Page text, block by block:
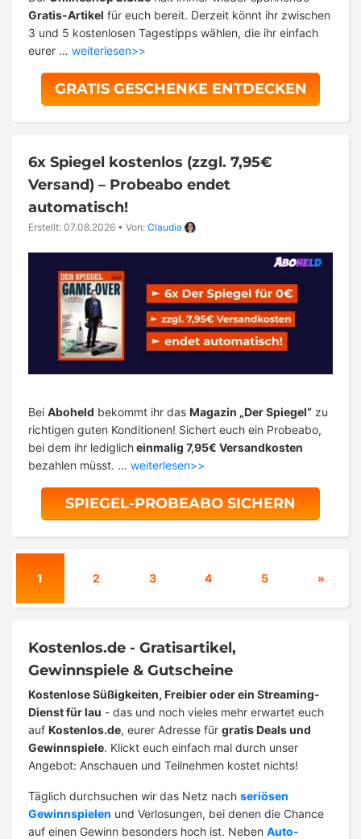
Gratis-Artikel für euch bereit. Derzeit könnt ihr zwischen
3 und 5 kostenlosen Tagestipps wählen, die ihr einfach
eurer … weiterlesen>>
GRATIS GESCHENKE ENTDECKEN
6x Spiegel kostenlos (zzgl. 7,95€
Versand) – Probeabo endet
automatisch!
Erstellt: 07.08.2026 • Von: Claudia
Bei Aboheld bekommt ihr das Magazin „Der Spiegel“ zu
richtigen guten Konditionen! Sichert euch ein Probeabo,
bei dem ihr lediglicheinmalig 7,95€ Versandkosten
bezahlen müsst. … weiterlesen>>
SPIEGEL-PROBEABO SICHERN
1 2 3 4 5 »
Kostenlos.de - Gratisartikel,
Gewinnspiele & Gutscheine
Kostenlose Süßigkeiten, Freibier oder ein Streaming-
Dienst für lau - das und noch vieles mehr erwartet euch
auf Kostenlos.de, eurer Adresse für gratis Deals und
Gewinnspiele. Klickt euch einfach mal durch unser
Angebot: Anschauen und Teilnehmen kostet nichts!
Täglich durchsuchen wir das Netz nach seriösen
Gewinnspielen und Verlosungen, bei denen die Chance
auf einen Gewinn besonders hoch ist. Neben Auto-